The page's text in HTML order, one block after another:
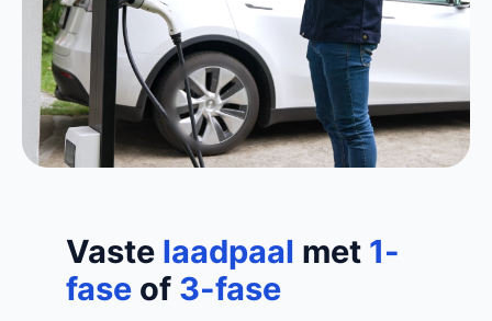
Vaste laadpaal met 1-
fase of 3-fase